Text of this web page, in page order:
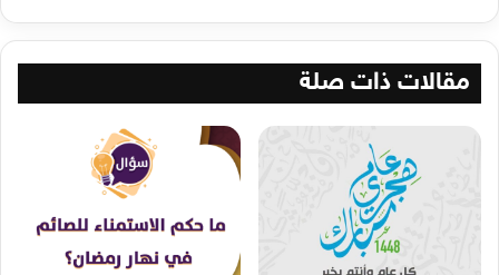
مقالات ذات صلة